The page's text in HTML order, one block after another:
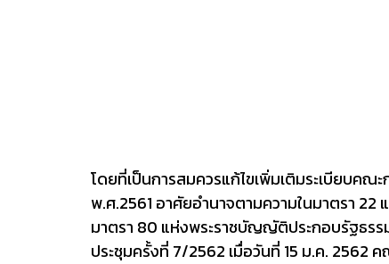
โดยที่เป็นการสมควรแก้ไขเพิ่มเติมระเบียบคณ
พ.ศ.2561 อาศัยอำนาจตามความในมาตรา
มาตรา 80 แห่งพระราชบัญญัติประกอบรัฐธร
ประชุมครั้งที่ 7/2562 เมื่อวันที่ 15 ม.ค. 2562